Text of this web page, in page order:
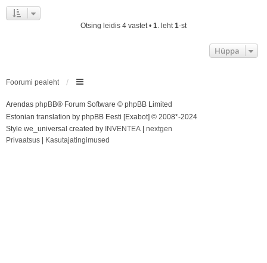
Otsing leidis 4 vastet • 1. leht1-st
Hüppa
Foorumi pealeht
Arendas phpBB® Forum Software © phpBB Limited
Estonian translation by phpBB Eesti [Exabot] © 2008*-2024
Style we_universal created by INVENTEA
nextgen
Privaatsus
Kasutajatingimused